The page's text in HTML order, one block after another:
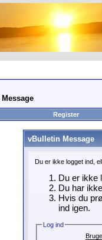
Register
vBulletin Message
Du er ikke logget ind,
Du er ikke
Du har
Hvis du
ind igen.
Log ind